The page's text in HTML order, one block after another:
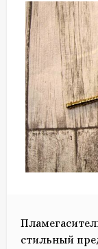
стильный